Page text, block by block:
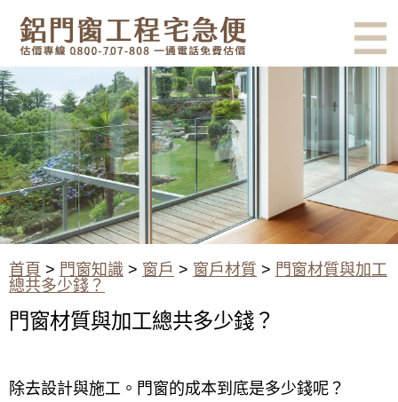
有鋁門窗的結露、隔熱、隔音問
題？找我們就對了！估價專線
0800-707-808
門窗材質與加工總共多少錢？
首頁 > 門窗知識 > 窗戶 > 窗戶材質 > 門窗材質與加工
總共多少錢？
門窗材質與加工總共多少錢？
除去設計與施工。門窗的成本到底是多少錢呢？